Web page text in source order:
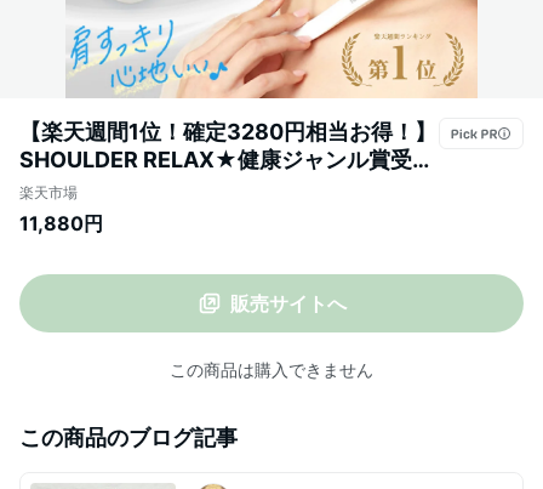
【楽天週間1位！確定3280円相当お得！】
SHOULDER RELAX★健康ジャンル賞受賞
★楽天1位【NIPLUX公式】 EMS 温熱 肩専
用リラクゼーション器 リラックス 美肩 僧
ト 実用的 プレゼント ※ 医療用 マッサージ
器 ではありません
楽天市場
11,880円
販売サイトへ
この商品は購入できません
この商品のブログ記事